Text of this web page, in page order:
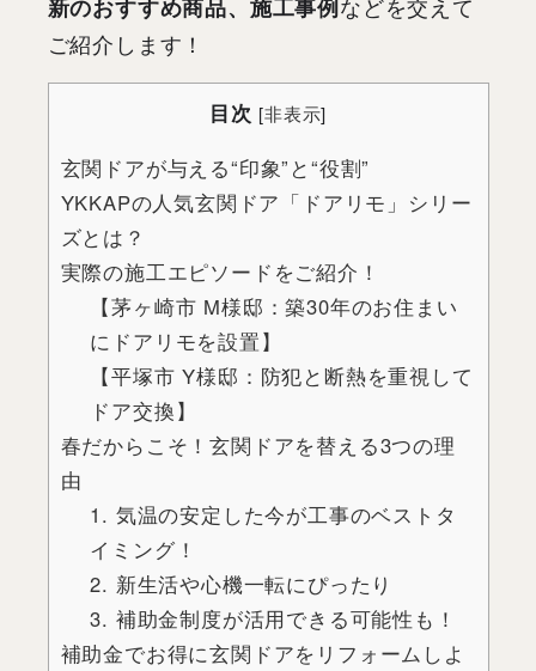
新のおすすめ商品、施工事例などを交えて
ご紹介します！
目次 [非表示]
玄関ドアが与える“印象”と“役割”
YKKAPの人気玄関ドア「ドアリモ」シリー
ズとは？
実際の施工エピソードをご紹介！
【茅ヶ崎市 M様邸：築30年のお住まい
にドアリモを設置】
【平塚市 Y様邸：防犯と断熱を重視して
ドア交換】
春だからこそ！玄関ドアを替える3つの理
由
1. 気温の安定した今が工事のベストタ
イミング！
2. 新生活や心機一転にぴったり
3. 補助金制度が活用できる可能性も！
補助金でお得に玄関ドアをリフォームしよ